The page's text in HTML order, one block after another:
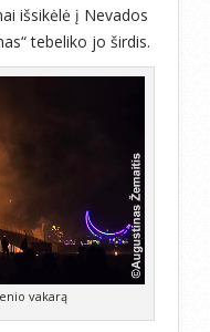
išsikėlė į Nevados
tebeliko jo širdis.
vakarą